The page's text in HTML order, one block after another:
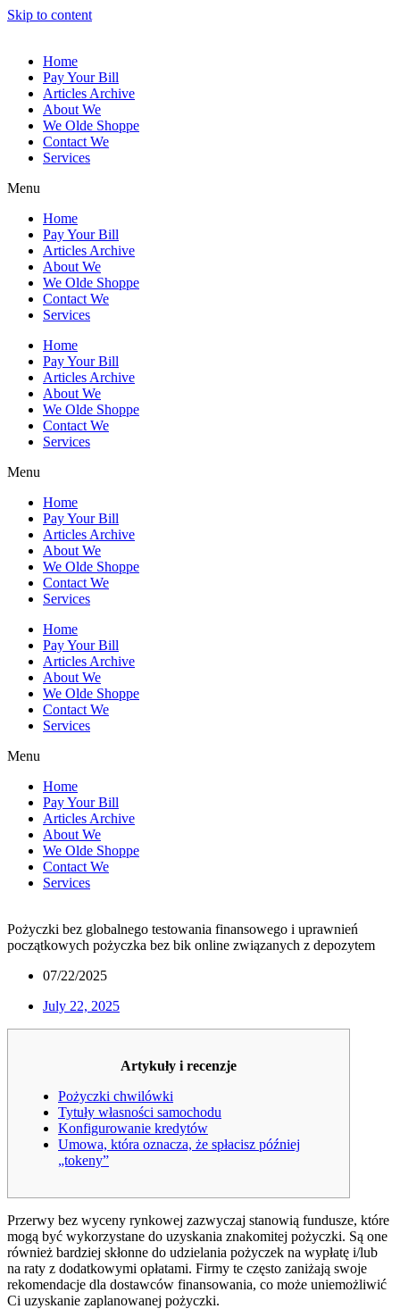
Skip to content
Home
Pay Your Bill
Articles Archive
About We
We Olde Shoppe
Contact We
Services
Menu
Home
Pay Your Bill
Articles Archive
About We
We Olde Shoppe
Contact We
Services
Home
Pay Your Bill
Articles Archive
About We
We Olde Shoppe
Contact We
Services
Menu
Home
Pay Your Bill
Articles Archive
About We
We Olde Shoppe
Contact We
Services
Home
Pay Your Bill
Articles Archive
About We
We Olde Shoppe
Contact We
Services
Menu
Home
Pay Your Bill
Articles Archive
About We
We Olde Shoppe
Contact We
Services
Pożyczki bez globalnego testowania finansowego i uprawnień
początkowych pożyczka bez bik online związanych z depozytem
07/22/2025
July 22, 2025
Artykuły i recenzje
Pożyczki chwilówki
Tytuły własności samochodu
Konfigurowanie kredytów
Umowa, która oznacza, że ​​spłacisz później
„tokeny”
Przerwy bez wyceny rynkowej zazwyczaj stanowią fundusze, które
mogą być wykorzystane do uzyskania znakomitej pożyczki. Są one
również bardziej skłonne do udzielania pożyczek na wypłatę i/lub
na raty z dodatkowymi opłatami. Firmy te często zaniżają swoje
rekomendacje dla dostawców finansowania, co może uniemożliwić
Ci uzyskanie zaplanowanej pożyczki.